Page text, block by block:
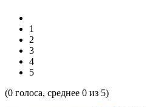
1
2
3
4
5
(0 голоса, среднее 0 из 5)